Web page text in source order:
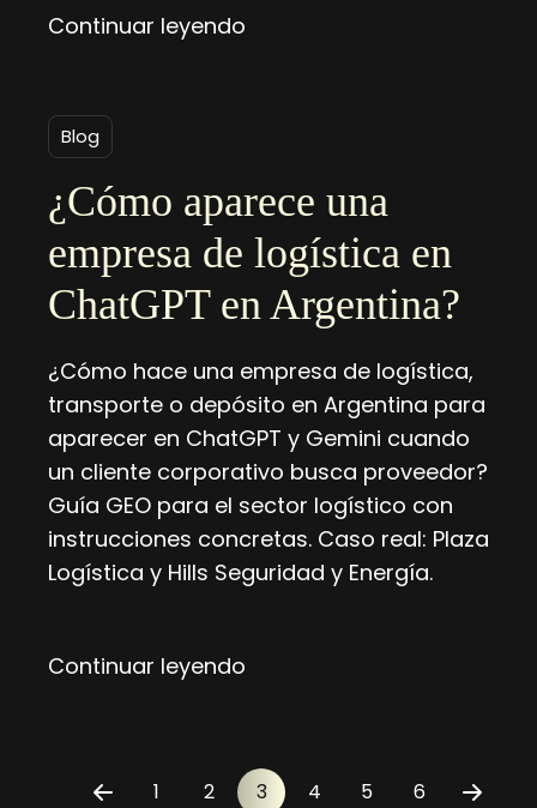
Continuar leyendo
Blog
¿Cómo aparece una
empresa de logística en
ChatGPT en Argentina?
¿Cómo hace una empresa de logística,
transporte o depósito en Argentina para
aparecer en ChatGPT y Gemini cuando
un cliente corporativo busca proveedor?
Guía GEO para el sector logístico con
instrucciones concretas. Caso real: Plaza
Logística y Hills Seguridad y Energía.
Continuar leyendo
1 2 3 4 5 6